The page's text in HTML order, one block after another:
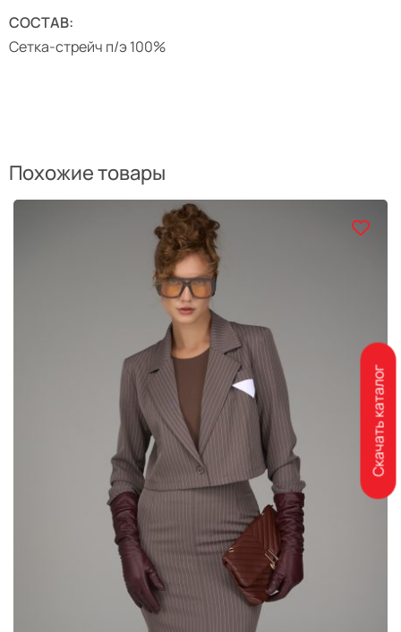
СОСТАВ:
Сетка-стрейч п/э 100%
Похожие товары
Скачать каталог